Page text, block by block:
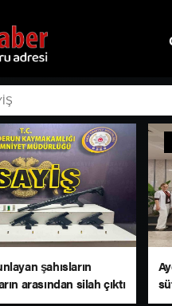
şahısların
arasından silah çıktı